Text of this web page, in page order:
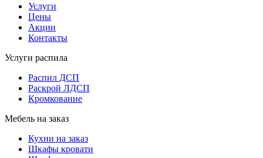
Услуги
Цены
Акции
Контакты
Услуги распила
Распил ДСП
Раскрой ЛДСП
Кромкование
Мебель на заказ
Кухни на заказ
Шкафы кровати